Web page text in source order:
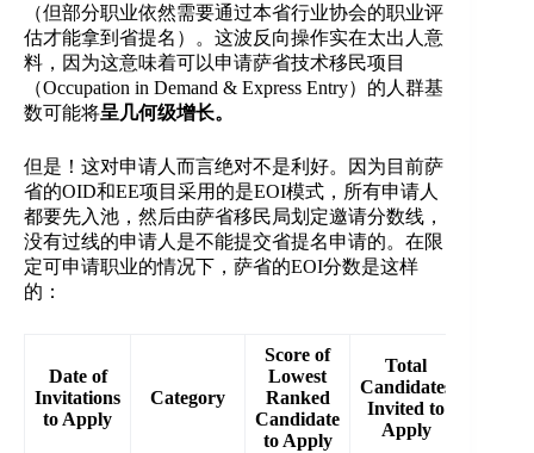
（但部分职业依然需要通过本省行业协会的职业评
估才能拿到省提名）。这波反向操作实在太出人意
料，因为这意味着可以申请萨省技术移民项目
（Occupation in Demand & Express Entry）的人群基
数可能将呈几何级增长。
但是！这对申请人而言绝对不是利好。因为目前萨
省的OID和EE项目采用的是EOI模式，所有申请人
都要先入池，然后由萨省移民局划定邀请分数线，
没有过线的申请人是不能提交省提名申请的。在限
定可申请职业的情况下，萨省的EOI分数是这样
的：
Date of
Invitations
to Apply
Category
Score of
Lowest
Ranked
Candidate
to Apply
Total
Candidates
Invited to
Apply